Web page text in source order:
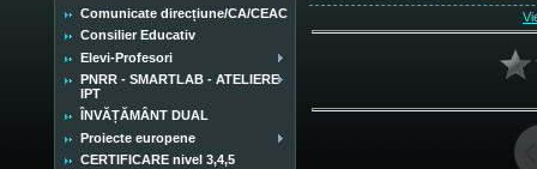
Comunicate direcțiune/CA/CEAC
Consilier Educativ
Elevi-Profesori
PNRR - SMARTLAB - ATELIERE
IPT
ÎNVĂȚĂMÂNT DUAL
Proiecte europene
CERTIFICARE nivel 3,4,5